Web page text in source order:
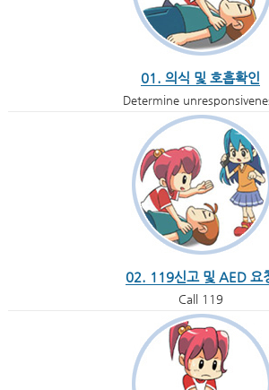
01. 의식 및 호흡확인
Determine
02. 119신고 및 AED 요
Call 119